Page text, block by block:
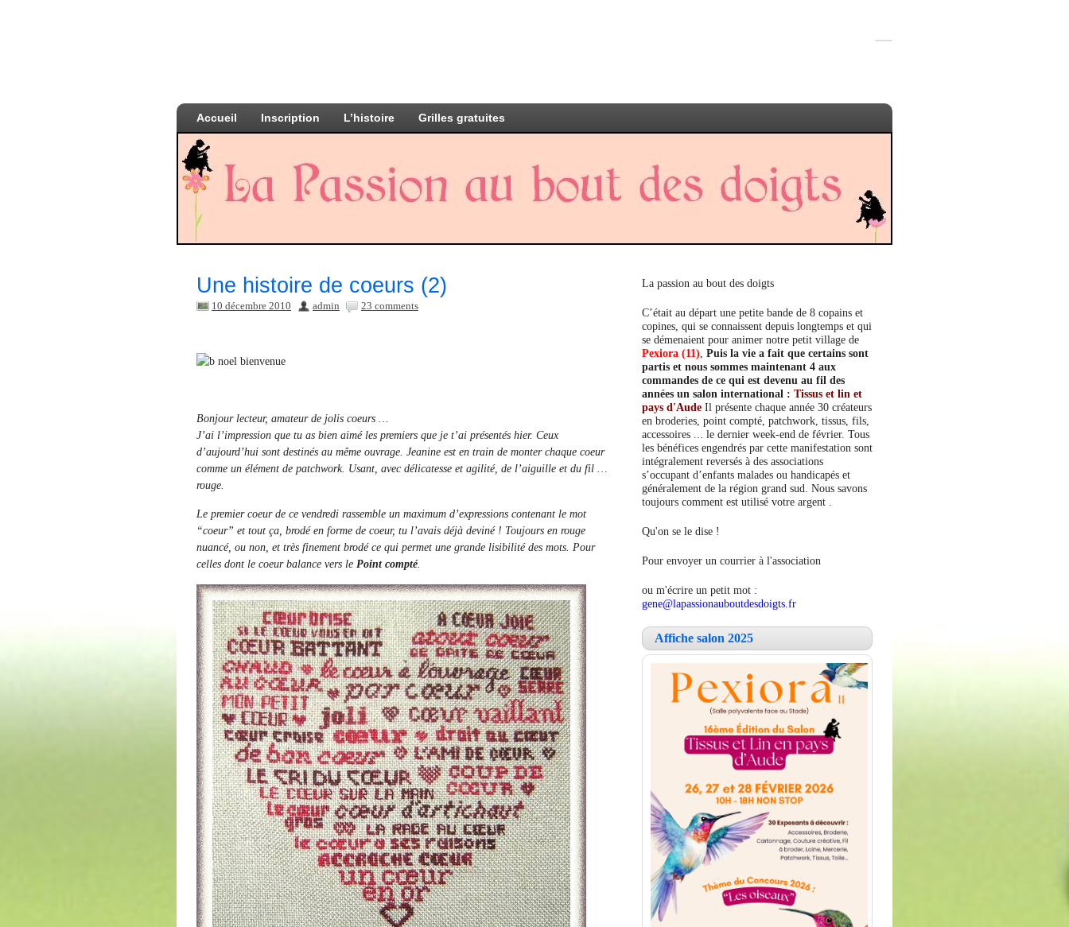
Accueil Inscription L’histoire Grilles gratuites
Une histoire de coeurs (2)
10 décembre 2010 admin 23 comments
Bonjour lecteur, amateur de jolis coeurs …
J’ai l’impression que tu as bien aimé les premiers que je t’ai présentés hier. Ceux
d’aujourd’hui sont destinés au même ouvrage. Jeanine est en train de monter chaque coeur
comme un élément de patchwork. Usant, avec délicatesse et agilité, de l’aiguille et du fil …
rouge.
Le premier coeur de ce vendredi rassemble un maximum d’expressions contenant le mot
“coeur” et tout ça, brodé en forme de coeur, tu l’avais déjà deviné ! Toujours en rouge
nuancé, ou non, et très finement brodé ce qui permet une grande lisibilité des mots. Pour
celles dont le coeur balance vers le Point compté.
La passion au bout des doigts
C’était au départ une petite bande de 8 copains et
copines, qui se connaissent depuis longtemps et qui
se démenaient pour animer notre petit village de
Pexiora (11) Puis la vie a fait que certains sont
partis et nous sommes maintenant 4 aux
commandes de ce qui est devenu au fil des
années un salon international : Tissus et lin et
pays d'Aude Il présente chaque année 30 créateurs
en broderies, point compté, patchwork, tissus, fils,
accessoires ... le dernier week-end de février. Tous
les bénéfices engendrés par cette manifestation sont
intégralement reversés à des associations
s’occupant d’enfants malades ou handicapés et
généralement de la région grand sud. Nous savons
toujours comment est utilisé votre argent .
Qu'on se le dise !
Pour envoyer un courrier à l'association
ou m'écrire un petit mot :
gene@lapassionauboutdesdoigts.fr
Affiche salon 2025